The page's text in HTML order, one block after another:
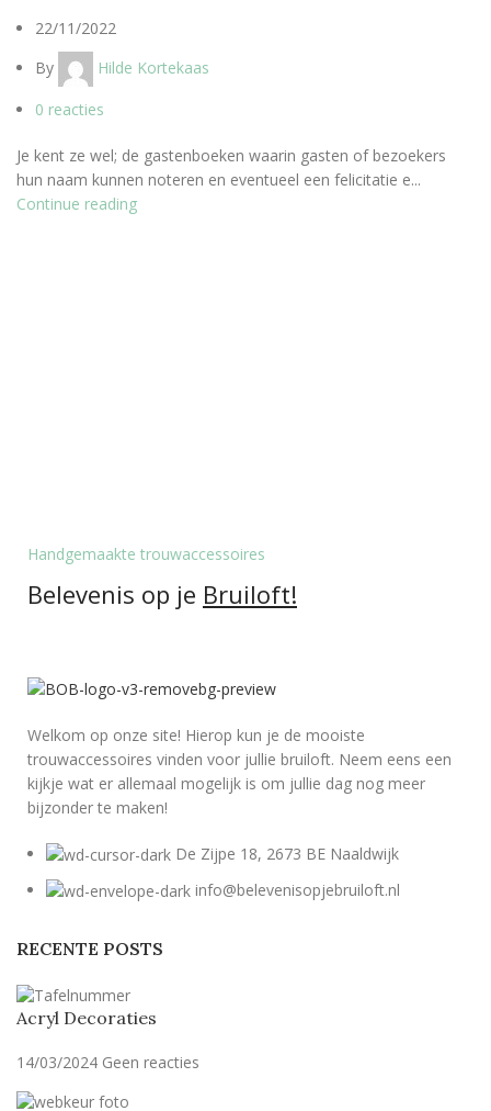
22/11/2022
By
Hilde Kortekaas
0 reacties
Je kent ze wel; de gastenboeken waarin gasten of bezoekers
hun naam kunnen noteren en eventueel een felicitatie e...
Continue reading
Handgemaakte trouwaccessoires
Belevenis op je Bruiloft!
Welkom op onze site! Hierop kun je de mooiste
trouwaccessoires vinden voor jullie bruiloft. Neem eens een
kijkje wat er allemaal mogelijk is om jullie dag nog meer
bijzonder te maken!
De Zijpe 18, 2673 BE Naaldwijk
info@belevenisopjebruiloft.nl
RECENTE POSTS
Acryl Decoraties
14/03/2024 Geen reacties